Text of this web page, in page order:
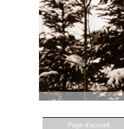
Page d’accueil